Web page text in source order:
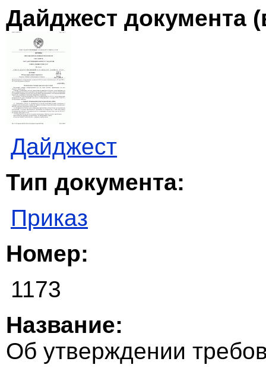
Дайджест документа
Дайджест
Тип документа:
Приказ
Номер:
1173
Название:
Об утверждении